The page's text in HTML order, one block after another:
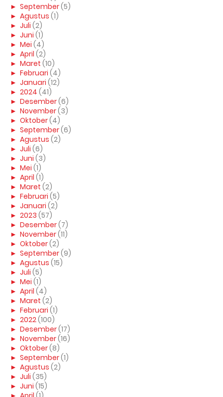
► September(5)
► Agustus (1)
► Juli (2)
► Juni (1)
► Mei (4)
► April (2)
► Maret (10)
► Februari (4)
► Januari (12)
► 2024 (41)
► Desember(6)
► November(3)
► Oktober(4)
► September(6)
► Agustus (2)
► Juli (6)
► Juni (3)
► Mei (1)
► April (1)
► Maret (2)
► Februari (5)
► Januari (2)
► 2023 (57)
► Desember(7)
► November(11)
► Oktober(2)
► September(9)
► Agustus (15)
► Juli (5)
► Mei (1)
► April (4)
► Maret (2)
► Februari (1)
► 2022(100)
► Desember(17)
► November(16)
► Oktober(8)
► September(1)
► Agustus (2)
► Juli (35)
► Juni (15)